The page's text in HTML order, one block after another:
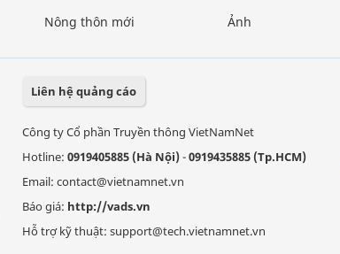
Nông thôn mới Ảnh
Liên hệ quảng cáo
Công ty Cổ phần Truyền thông VietNamNet
Hotline: 0919405885 (Hà Nội)-0919435885 (Tp.HCM)
Email: contact@vietnamnet.vn
Báo giá: http://vads.vn
Hỗ trợ kỹ thuật: support@tech.vietnamnet.vn